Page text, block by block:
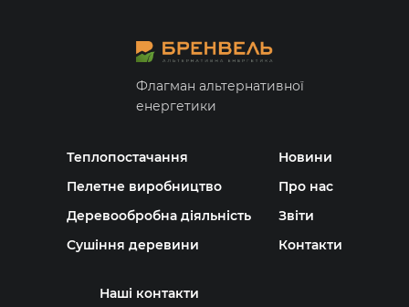
Флагман альтернативної
енергетики
Теплопостачання
Пелетне виробництво
Деревообробна діяльність
Сушіння деревини
Новини
Про нас
Звіти
Контакти
Наші контакти